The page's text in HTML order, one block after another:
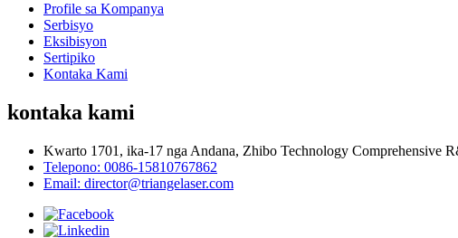
Profile sa Kompanya
Serbisyo
Eksibisyon
Sertipiko
Kontaka Kami
kontaka kami
Kwarto 1701, ika-17 nga Andana, Zhibo Technology Comprehensive
Telepono: 0086-15810767862
Email: director@triangelaser.com